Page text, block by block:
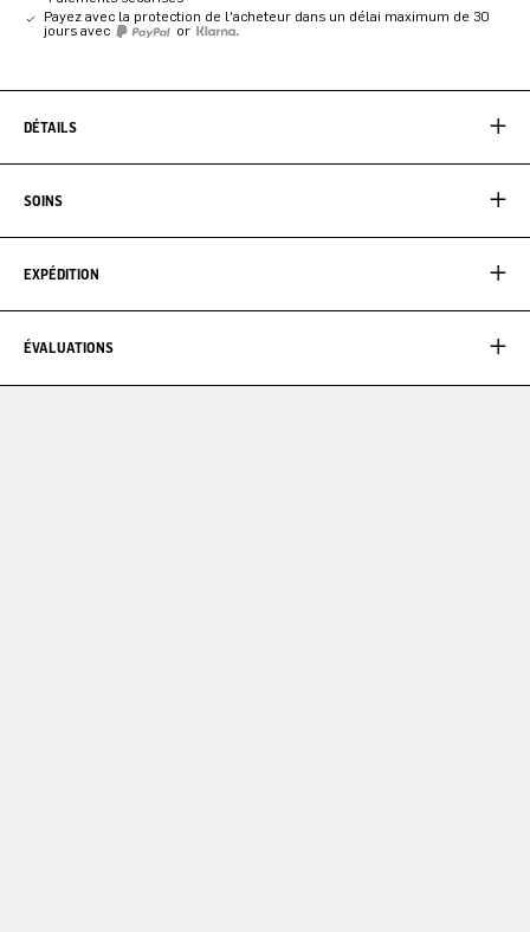
Payez avec la protection de l'acheteur dans un délai maximum de 30
jours avec
or
DÉTAILS
SOINS
EXPÉDITION
ÉVALUATIONS